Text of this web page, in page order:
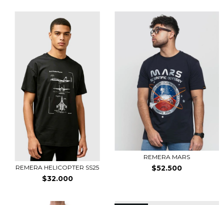
REMERA HELICOPTER SS25
$32.000
REMERA MARS
$52.500